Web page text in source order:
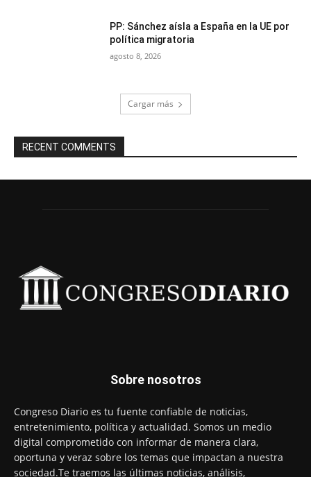
PP: Sánchez aísla a España en la UE por
política migratoria
agosto 8, 2026
Cargar más
RECENT COMMENTS
Sobre nosotros
Congreso Diario es tu fuente confiable de noticias,
entretenimiento, política y actualidad. Somos un medio
digital comprometido con informar de manera clara,
oportuna y veraz sobre los temas que impactan a nuestra
sociedad.Te traemos las últimas noticias, análisis,